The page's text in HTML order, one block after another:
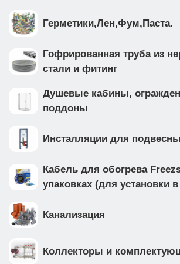
Герметики,Лен,Фум,Паста.
Гофрированная труба из
стали и фитинг
Душевые кабины,
поддоны
Инсталляции для
Кабель для обогрева
упаковках (для установки
Канализация
Коллекторы и